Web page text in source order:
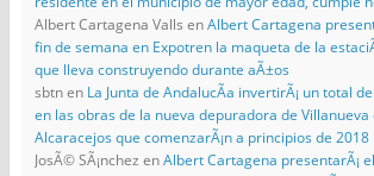
Albert Cartagena Valls enAlbert Cartagena
fin de semana en Expotren la maqueta de la
que lleva construyendo durante aÃ±os
sbtnen La Junta de AndalucÃ­a invertirÃ¡ un total
en las obras de la nueva depuradora de Villanueva
Alcaracejos que comenzarÃ¡n a principios de 2018
JosÃ© SÃ¡nchez enAlbert Cartagena presentarÃ¡